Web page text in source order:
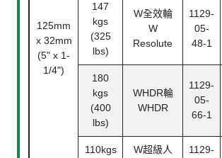
125mm
x 32mm
(5" x 1-
1/4")
147
kgs
(325
lbs)
W全效輪
W
Resolute
1129-
05-
48-1
180
kgs
(400
lbs)
WHDR輪
WHDR
1129-
05-
66-1
110kgs
W超級人
1129-